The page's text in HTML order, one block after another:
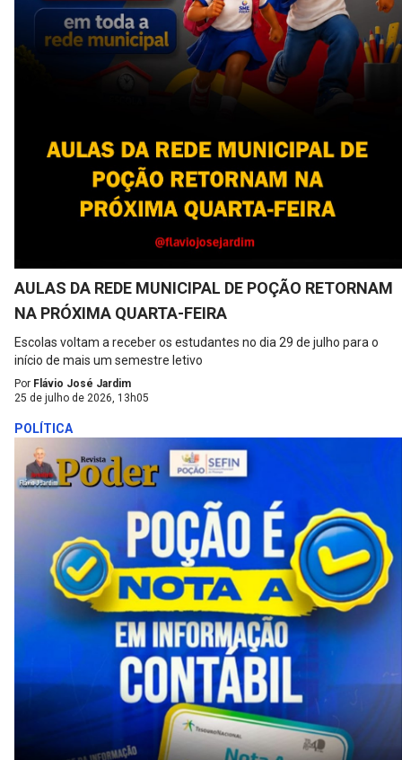
AULAS DA REDE MUNICIPAL DE POÇÃO RETORNAM
NA PRÓXIMA QUARTA-FEIRA
Escolas voltam a receber os estudantes no dia 29 de julho para o
início de mais um semestre letivo
Por Flávio José Jardim
25 de julho de 2026, 13h05
POLÍTICA